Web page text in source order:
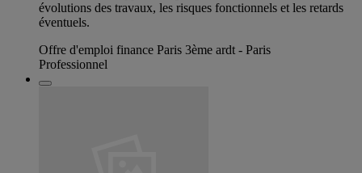
évolutions des travaux, les risques fonctionnels et les retards
éventuels.
Offre d'emploi finance Paris 3ème ardt - Paris
Professionnel